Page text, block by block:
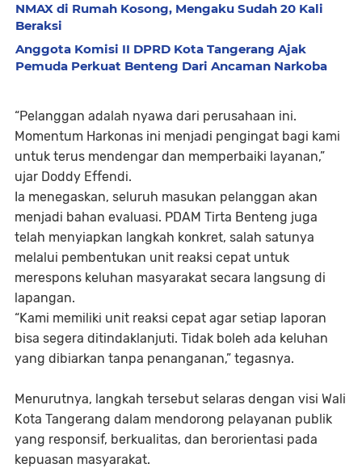
NMAX di Rumah Kosong, Mengaku Sudah 20 Kali
Beraksi
Anggota Komisi II DPRD Kota Tangerang Ajak
Pemuda Perkuat Benteng Dari Ancaman Narkoba
“Pelanggan adalah nyawa dari perusahaan ini.
Momentum Harkonas ini menjadi pengingat bagi kami
untuk terus mendengar dan memperbaiki layanan,”
ujar Doddy Effendi.
Ia menegaskan, seluruh masukan pelanggan akan
menjadi bahan evaluasi. PDAM Tirta Benteng juga
telah menyiapkan langkah konkret, salah satunya
melalui pembentukan unit reaksi cepat untuk
merespons keluhan masyarakat secara langsung di
lapangan.
“Kami memiliki unit reaksi cepat agar setiap laporan
bisa segera ditindaklanjuti. Tidak boleh ada keluhan
yang dibiarkan tanpa penanganan,” tegasnya.
Menurutnya, langkah tersebut selaras dengan visi Wali
Kota Tangerang dalam mendorong pelayanan publik
yang responsif, berkualitas, dan berorientasi pada
kepuasan masyarakat.